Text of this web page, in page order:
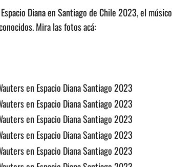
Diana en Santiago de Chile 2023, el músico
Mira las fotos acá: